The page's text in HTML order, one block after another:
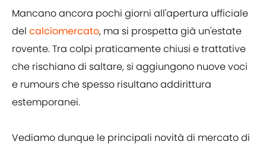
Mancano ancora pochi giorni all'apertura ufficiale
del calciomercato, ma si prospetta già un'estate
rovente. Tra colpi praticamente chiusi e trattative
che rischiano di saltare, si aggiungono nuove voci
e rumours che spesso risultano addirittura
estemporanei.
Vediamo dunque le principali novità di mercato di